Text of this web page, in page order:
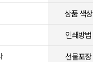
상품 색상
인쇄방법
선물포장